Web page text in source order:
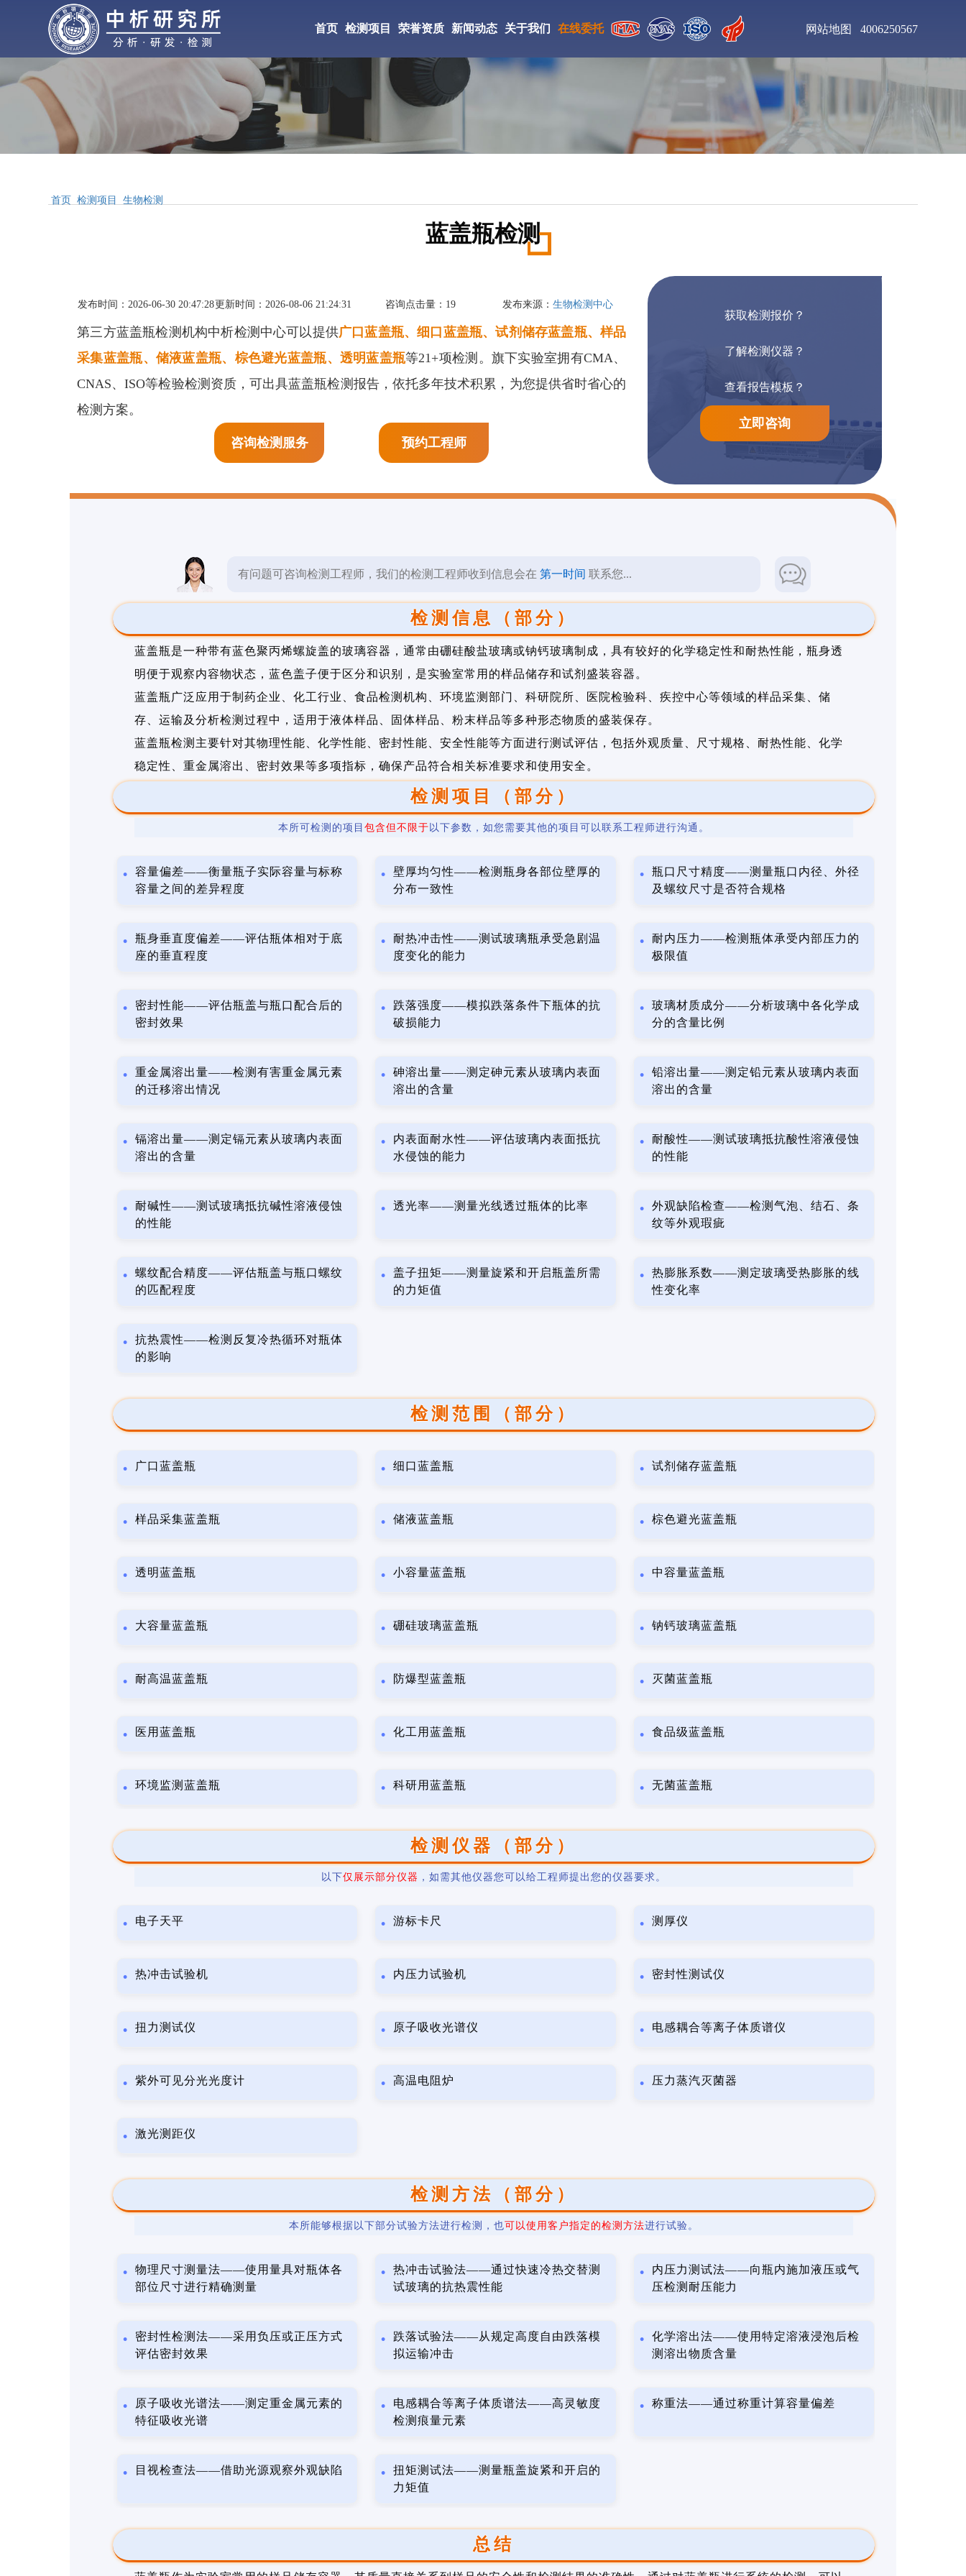
首页 检测项目
材料检测
气体检测
性能检测
生物检测
检测标准
水处理絮凝剂检测 相变储热材料检测 丙烯酸酯胶粘剂检测 聚氨酯清漆检测 增塑剂DOP检测
填充油检测
皮革化学品检测
预膜剂检测 页岩抑制剂检测
阳离子表面活性剂检
阳离子染料检测
荣誉资质
CMA检验检测机构
CNAS证书
国家高新技术企业
新闻动态
检测仪器
检测案例
关于我们
实验室环境
在线委托 网站地图 4006250567
首页 检测项目 生物检测
蓝盖瓶检测
发布时间：2026-06-30 20:47:28更新时间：2026-08-06 21:24:31 咨询点击量： 19 发布来源： 生物检测中心
第三方蓝盖瓶检测机构中析检测中心可以提供广口蓝盖瓶、细口蓝盖瓶、试剂储存蓝盖瓶、样品
采集蓝盖瓶、储液蓝盖瓶、棕色避光蓝盖瓶、透明蓝盖瓶等21+项检测。旗下实验室拥有CMA、
CNAS、ISO等检验检测资质，可出具蓝盖瓶检测报告，依托多年技术积累，为您提供省时省心的
检测方案。
咨询检测服务 预约工程师
获取检测报价？
了解检测仪器？
查看报告模板？
立即咨询
有问题可咨询检测工程师，我们的检测工程师收到信息会在第一时间 联系您...
检测信息（部分）
蓝盖瓶是一种带有蓝色聚丙烯螺旋盖的玻璃容器，通常由硼硅酸盐玻璃或钠钙玻璃制成，具有较好的化学稳定性和耐热性能，瓶身透
明便于观察内容物状态，蓝色盖子便于区分和识别，是实验室常用的样品储存和试剂盛装容器。
蓝盖瓶广泛应用于制药企业、化工行业、食品检测机构、环境监测部门、科研院所、医院检验科、疾控中心等领域的样品采集、储
存、运输及分析检测过程中，适用于液体样品、固体样品、粉末样品等多种形态物质的盛装保存。
蓝盖瓶检测主要针对其物理性能、化学性能、密封性能、安全性能等方面进行测试评估，包括外观质量、尺寸规格、耐热性能、化学
稳定性、重金属溶出、密封效果等多项指标，确保产品符合相关标准要求和使用安全。
检测项目（部分）
本所可检测的项目 包含但不限于 以下参数，如您需要其他的项目可以联系工程师进行沟通。
容量偏差——衡量瓶子实际容量与标称
容量之间的差异程度
壁厚均匀性——检测瓶身各部位壁厚的
分布一致性
瓶口尺寸精度——测量瓶口内径、外径
及螺纹尺寸是否符合规格
瓶身垂直度偏差——评估瓶体相对于底
座的垂直程度
耐热冲击性——测试玻璃瓶承受急剧温
度变化的能力
耐内压力——检测瓶体承受内部压力的
极限值
密封性能——评估瓶盖与瓶口配合后的
密封效果
跌落强度——模拟跌落条件下瓶体的抗
破损能力
玻璃材质成分——分析玻璃中各化学成
分的含量比例
重金属溶出量——检测有害重金属元素
的迁移溶出情况
砷溶出量——测定砷元素从玻璃内表面
溶出的含量
铅溶出量——测定铅元素从玻璃内表面
溶出的含量
镉溶出量——测定镉元素从玻璃内表面
溶出的含量
内表面耐水性——评估玻璃内表面抵抗
水侵蚀的能力
耐酸性——测试玻璃抵抗酸性溶液侵蚀
的性能
耐碱性——测试玻璃抵抗碱性溶液侵蚀
的性能
透光率——测量光线透过瓶体的比率
外观缺陷检查——检测气泡、结石、条
纹等外观瑕疵
螺纹配合精度——评估瓶盖与瓶口螺纹
的匹配程度
盖子扭矩——测量旋紧和开启瓶盖所需
的力矩值
热膨胀系数——测定玻璃受热膨胀的线
性变化率
抗热震性——检测反复冷热循环对瓶体
的影响
检测范围（部分）
广口蓝盖瓶 细口蓝盖瓶 试剂储存蓝盖瓶
样品采集蓝盖瓶 储液蓝盖瓶 棕色避光蓝盖瓶
透明蓝盖瓶 小容量蓝盖瓶 中容量蓝盖瓶
大容量蓝盖瓶 硼硅玻璃蓝盖瓶 钠钙玻璃蓝盖瓶
耐高温蓝盖瓶 防爆型蓝盖瓶 灭菌蓝盖瓶
医用蓝盖瓶 化工用蓝盖瓶 食品级蓝盖瓶
环境监测蓝盖瓶 科研用蓝盖瓶 无菌蓝盖瓶
检测仪器（部分）
以下仅展示部分仪器 ，如需其他仪器您可以给工程师提出您的仪器要求。
电子天平 游标卡尺 测厚仪
热冲击试验机 内压力试验机 密封性测试仪
扭力测试仪 原子吸收光谱仪 电感耦合等离子体质谱仪
紫外可见分光光度计 高温电阻炉 压力蒸汽灭菌器
激光测距仪
检测方法（部分）
本所能够根据以下部分试验方法进行检测，也可以使用客户指定的检测方法进行试验。
物理尺寸测量法——使用量具对瓶体各
部位尺寸进行精确测量
热冲击试验法——通过快速冷热交替测
试玻璃的抗热震性能
内压力测试法——向瓶内施加液压或气
压检测耐压能力
密封性检测法——采用负压或正压方式
评估密封效果
跌落试验法——从规定高度自由跌落模
拟运输冲击
化学溶出法——使用特定溶液浸泡后检
测溶出物质含量
原子吸收光谱法——测定重金属元素的
特征吸收光谱
电感耦合等离子体质谱法——高灵敏度
检测痕量元素
称重法——通过称重计算容量偏差
目视检查法——借助光源观察外观缺陷
扭矩测试法——测量瓶盖旋紧和开启的
力矩值
总结